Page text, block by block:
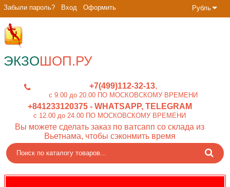
Рубль
Забыли пароль? Вход Оформить
ЭКЗОШОП.РУ
+7(499)112-32-13
c 9.00 до 20.00 ПО МОСКОВСКОМУ ВРЕМЕНИ
+841233120375- WHATSAPP, TELEGRAM
c 12.00 до 24.00 ПО МОСКОВСКОМУ ВРЕМЕНИ
Вы можете сделать заказ по ватсапп со склада из
Вьетнама, чтобы сэконмить время